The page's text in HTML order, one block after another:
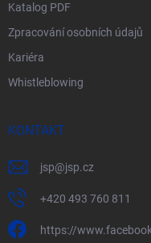
Katalog PDF
Zpracování osobních údajů
Kariéra
Whistleblowing
KONTAKT
jsp@jsp.cz
+420 493 760 811
https://